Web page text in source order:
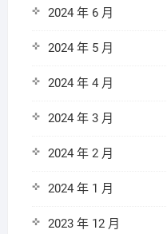
2024 年 6 月
2024 年 5 月
2024 年 4 月
2024 年 3 月
2024 年 2 月
2024 年 1 月
2023 年 12 月